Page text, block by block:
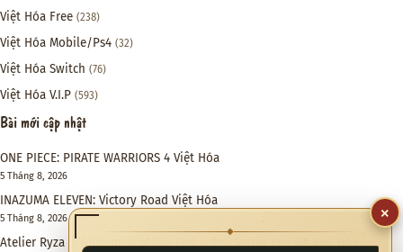
Việt Hóa Free (238)
Việt Hóa Mobile/Ps4 (32)
Việt Hóa Switch (76)
Việt Hóa V.I.P (593)
Bài mới cập nhật
ONE PIECE: PIRATE WARRIORS 4 Việt Hóa
5 Tháng 8, 2026
INAZUMA ELEVEN: Victory Road Việt Hóa
5 Tháng 8, 2026
Atelier Ryza 3: Alchemist of the End & the Secret Key DX Việt Hóa
×
◆